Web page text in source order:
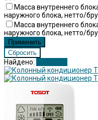
Масса внутреннего
наружного блока, нетто/
Масса внутреннего
наружного блока, нетто/
Найдено: